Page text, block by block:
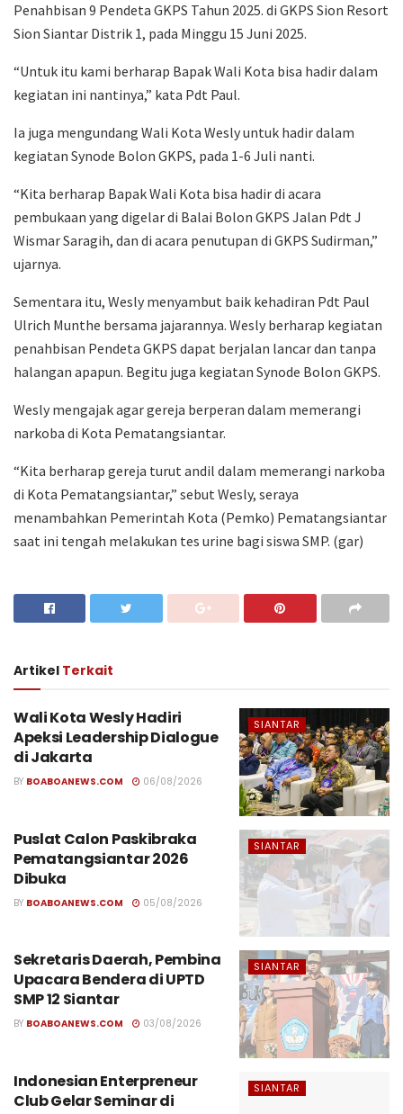
Penahbisan 9 Pendeta GKPS Tahun 2025. di GKPS Sion Resort
Sion Siantar Distrik 1, pada Minggu 15 Juni 2025.
“Untuk itu kami berharap Bapak Wali Kota bisa hadir dalam
kegiatan ini nantinya,” kata Pdt Paul.
Ia juga mengundang Wali Kota Wesly untuk hadir dalam
kegiatan Synode Bolon GKPS, pada 1-6 Juli nanti.
“Kita berharap Bapak Wali Kota bisa hadir di acara
pembukaan yang digelar di Balai Bolon GKPS Jalan Pdt J
Wismar Saragih, dan di acara penutupan di GKPS Sudirman,”
ujarnya.
Sementara itu, Wesly menyambut baik kehadiran Pdt Paul
Ulrich Munthe bersama jajarannya. Wesly berharap kegiatan
penahbisan Pendeta GKPS dapat berjalan lancar dan tanpa
halangan apapun. Begitu juga kegiatan Synode Bolon GKPS.
Wesly mengajak agar gereja berperan dalam memerangi
narkoba di Kota Pematangsiantar.
“Kita berharap gereja turut andil dalam memerangi narkoba
di Kota Pematangsiantar,” sebut Wesly, seraya
menambahkan Pemerintah Kota (Pemko) Pematangsiantar
saat ini tengah melakukan tes urine bagi siswa SMP. (gar)
Artikel Terkait
SIANTAR
Wali Kota Wesly Hadiri
Apeksi Leadership Dialogue
di Jakarta
BY BOABOANEWS.COM 06/08/2026
SIANTAR
Puslat Calon Paskibraka
Pematangsiantar 2026
Dibuka
BY BOABOANEWS.COM 05/08/2026
SIANTAR
Sekretaris Daerah, Pembina
Upacara Bendera di UPTD
SMP 12 Siantar
BY BOABOANEWS.COM 03/08/2026
SIANTAR
Indonesian Enterpreneur
Club Gelar Seminar di